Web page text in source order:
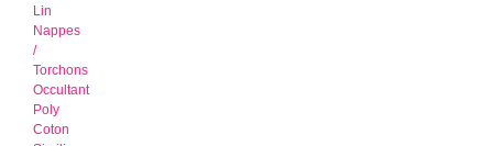
Lin
Nappes
/
Torchons
Occultant
Poly
Coton